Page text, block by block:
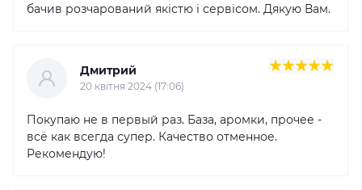
бачив розчарований якістю і сервісом. Дякую Вам.
Дмитрий
20 квітня 2024 (17:06)
Покупаю не в первый раз. База, аромки, прочее -
всё как всегда супер. Качество отменное.
Рекомендую!